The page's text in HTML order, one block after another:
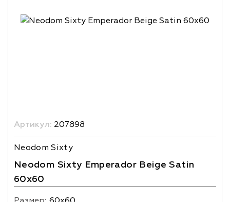
Артикул: 207898
Neodom Sixty
Neodom Sixty Emperador Beige Satin
60x60